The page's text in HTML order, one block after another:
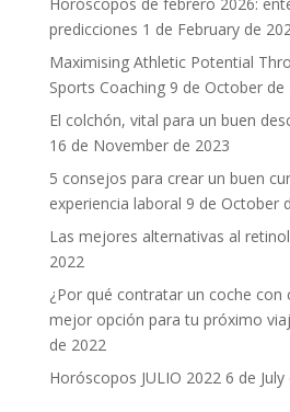
predicciones 1 de February de
Maximising Athletic Potential
Sports Coaching 9 de October de
El colchón, vital para un buen
16 de November de 2023
5 consejos para crear un buen
experiencia laboral 9 de October
Las mejores alternativas al retinol
2022
¿Por qué contratar un coche con
mejor opción para tu próximo
de 2022
Horóscopos JULIO 2022 6 de